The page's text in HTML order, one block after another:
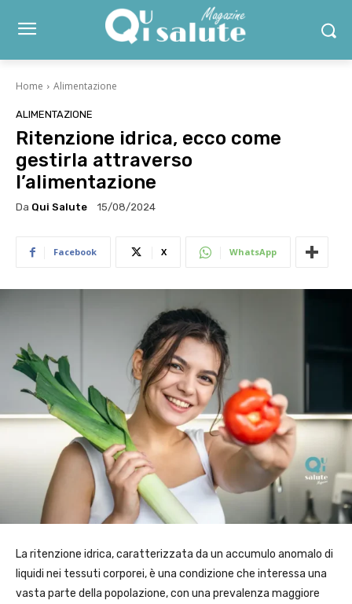
Home Alimentazione
ALIMENTAZIONE
Ritenzione idrica, ecco come
gestirla attraverso
l’alimentazione
Da Qui Salute 15/08/2024
Facebook X WhatsApp
La ritenzione idrica, caratterizzata da un accumulo anomalo di
liquidi nei tessuti corporei, è una condizione che interessa una
vasta parte della popolazione, con una prevalenza maggiore